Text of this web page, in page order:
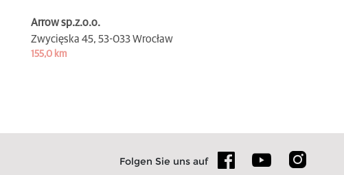
Arrow sp.z.o.o.
Zwycięska 45, 53-033 Wrocław
155,0 km
Folgen Sie uns auf